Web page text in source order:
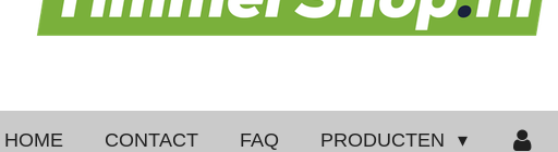
HOME CONTACT FAQ PRODUCTEN